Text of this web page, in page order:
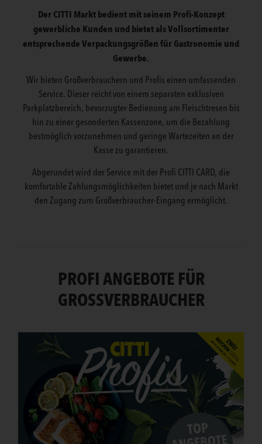
Der CITTI Markt bedient mit seinem Profi-Konzept
gewerbliche Kunden und bietet als Vollsortimenter
entsprechende Verpackungsgrößen für Gastronomie und
Gewerbe.
Wir bieten Großverbrauchern und Profis einen umfassenden
Service. Dieser reicht von einem separaten exklusiven
Parkplatzbereich, bevorzugter Bedienung am Fleischtresen bis
hin zu einer gesonderten Kassenzone, um die Bezahlung
bestmöglich vorzunehmen und geringe Wartezeiten an der
Kasse zu garantieren.
Abgerundet wird der Service mit der Profi CITTI CARD, die
komfortable Zahlungsmöglichkeiten bietet und je nach Markt
den Zugang zum Großverbraucher-Eingang ermöglicht.
PROFI ANGEBOTE FÜR
GROSSVERBRAUCHER